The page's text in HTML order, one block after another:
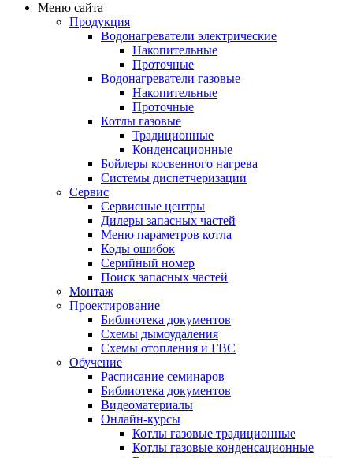
Меню сайта
Продукция
Водонагреватели электрические
Накопительные
Проточные
Водонагреватели газовые
Накопительные
Проточные
Котлы газовые
Традиционные
Конденсационные
Бойлеры косвенного нагрева
Системы диспетчеризации
Сервис
Сервисные центры
Дилеры запасных частей
Меню параметров котла
Коды ошибок
Серийный номер
Поиск запасных частей
Монтаж
Проектирование
Библиотека документов
Схемы дымоудаления
Схемы отопления и ГВС
Обучение
Расписание семинаров
Библиотека документов
Видеоматериалы
Онлайн-курсы
Котлы газовые традиционные
Котлы газовые конденсационные